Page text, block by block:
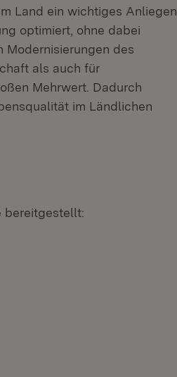
Land ein wichtiges Anliegen.
optimiert, ohne dabei
Modernisierungen des
als auch für
Mehrwert. Dadurch
im Ländlichen
bereitgestellt: